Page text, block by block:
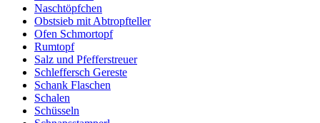
Naschtöpfchen
Obstsieb mit Abtropfteller
Ofen Schmortopf
Rumtopf
Salz und Pfefferstreuer
Schleffersch Gereste
Schank Flaschen
Schalen
Schüsseln